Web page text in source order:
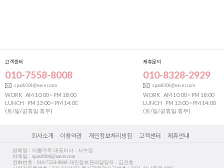
고객센터
010-7558-8008
spax8008@naver.com
WORK AM 10:00 ~ PM 18:00
LUNCH
PM 13:00 ~ PM 14:00
(토/일/공휴일 휴무)
제휴문의
010-8328-2929
spax8008@naver.com
WORK AM 10:00 ~ PM 18:00
LUNCH
PM 13:00 ~ PM 14:00
(토/일/공휴일 휴무)
회사소개 이용약관 개인정보처리방침 고객센터 제휴안내
업체명 : 이쁨가득 대표이사 : 서수정
이메일 : spax8008@naver.com
전화번호 : 010-7558-8008 개인정보관리담당자 : 김건호